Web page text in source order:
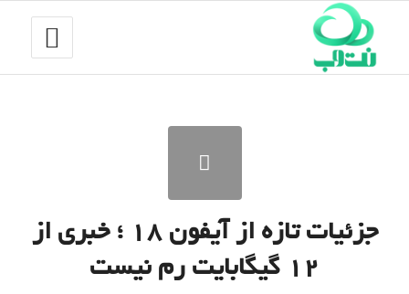
جزئیات تازه از آیفون ۱۸ ؛ خبری از
۱۲ گیگابایت رم نیست